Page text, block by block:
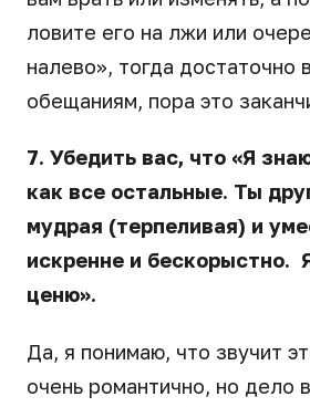
ловите его на лжи или
налево», тогда достаточно
обещаниям, пора это
7. Убедить вас, что «Я
как все остальные. Ты
мудрая (терпеливая) и
искренне и бескорыстно.
ценю».
Да, я понимаю, что звучит
очень романтично, но дело